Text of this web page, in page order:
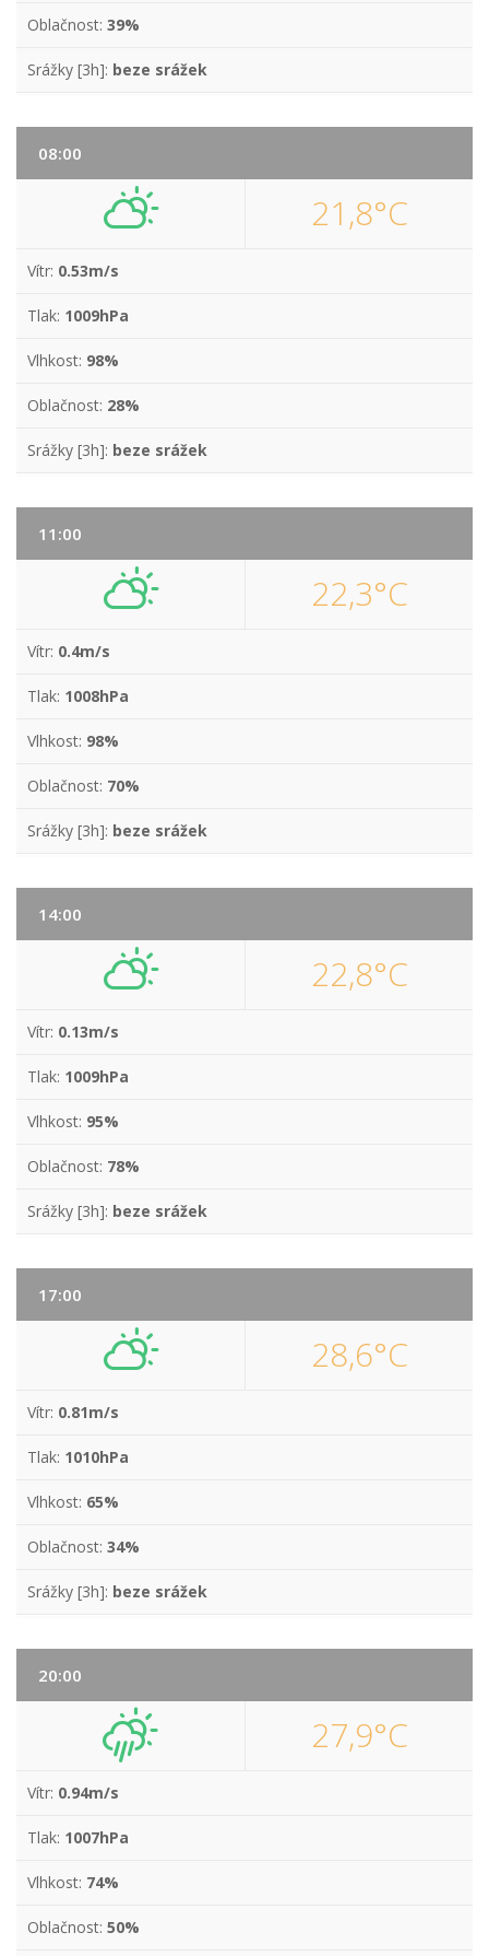
Oblačnost: 39%
Srážky [3h]: beze srážek
08:00
21,8°C
Vítr: 0.53m/s
Tlak: 1009hPa
Vlhkost: 98%
Oblačnost: 28%
Srážky [3h]: beze srážek
11:00
22,3°C
Vítr: 0.4m/s
Tlak: 1008hPa
Vlhkost: 98%
Oblačnost: 70%
Srážky [3h]: beze srážek
14:00
22,8°C
Vítr: 0.13m/s
Tlak: 1009hPa
Vlhkost: 95%
Oblačnost: 78%
Srážky [3h]: beze srážek
17:00
28,6°C
Vítr: 0.81m/s
Tlak: 1010hPa
Vlhkost: 65%
Oblačnost: 34%
Srážky [3h]: beze srážek
20:00
27,9°C
Vítr: 0.94m/s
Tlak: 1007hPa
Vlhkost: 74%
Oblačnost: 50%